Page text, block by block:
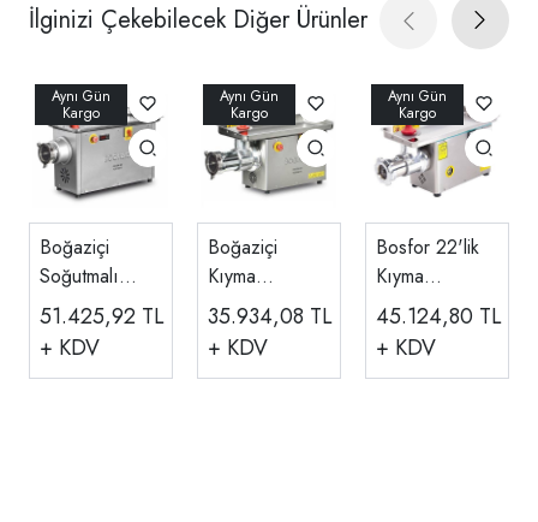
İlginizi Çekebilecek Diğer Ürünler
Boğaziçi
Soğutmalı
Kıyma
Makinesi
220v/380v
51.425,92 TL
+ KDV
Boğaziçi
Kıyma
Makinesi 22
No
220v/380v
35.934,08 TL
+ KDV
Bosfor 22'lik
Kıyma
Makinesi
Paslanmaz,
220V/380V
45.124,80 TL
+ KDV